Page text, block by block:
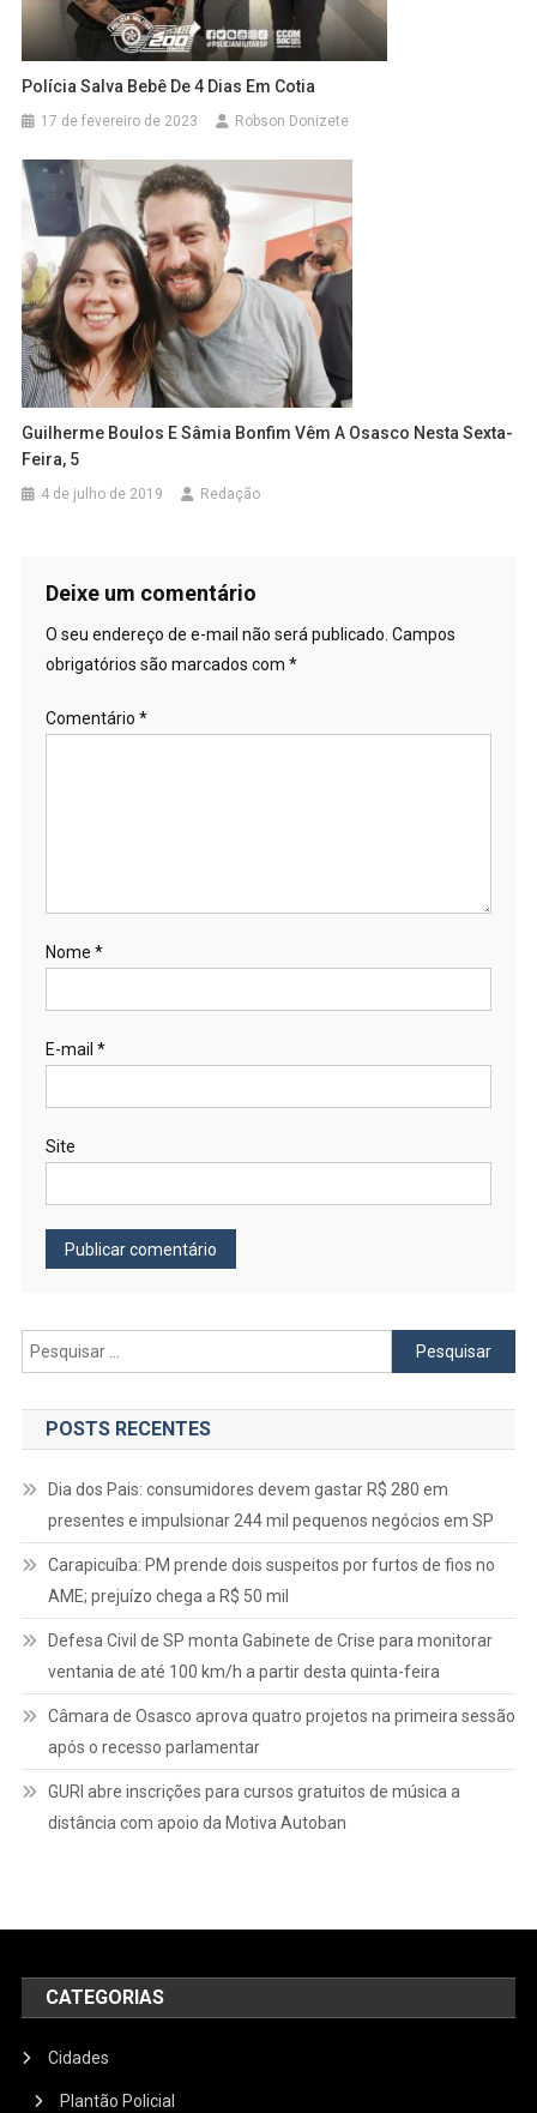
Polícia Salva Bebê De 4 Dias Em Cotia
17 de fevereiro de 2023 Robson Donizete
Guilherme Boulos E Sâmia Bonfim Vêm A Osasco Nesta Sexta-
Feira, 5
4 de julho de 2019 Redação
Deixe um comentário
O seu endereço de e-mail não será publicado. Campos
obrigatórios são marcados com *
Comentário *
Nome *
E-mail *
Site
Pesquisar
por:
POSTS RECENTES
Dia dos Pais: consumidores devem gastar R$ 280 em
presentes e impulsionar 244 mil pequenos negócios em SP
Carapicuíba: PM prende dois suspeitos por furtos de fios no
AME; prejuízo chega a R$ 50 mil
Defesa Civil de SP monta Gabinete de Crise para monitorar
ventania de até 100 km/h a partir desta quinta-feira
Câmara de Osasco aprova quatro projetos na primeira sessão
após o recesso parlamentar
GURI abre inscrições para cursos gratuitos de música a
distância com apoio da Motiva Autoban
CATEGORIAS
Cidades
Plantão Policial